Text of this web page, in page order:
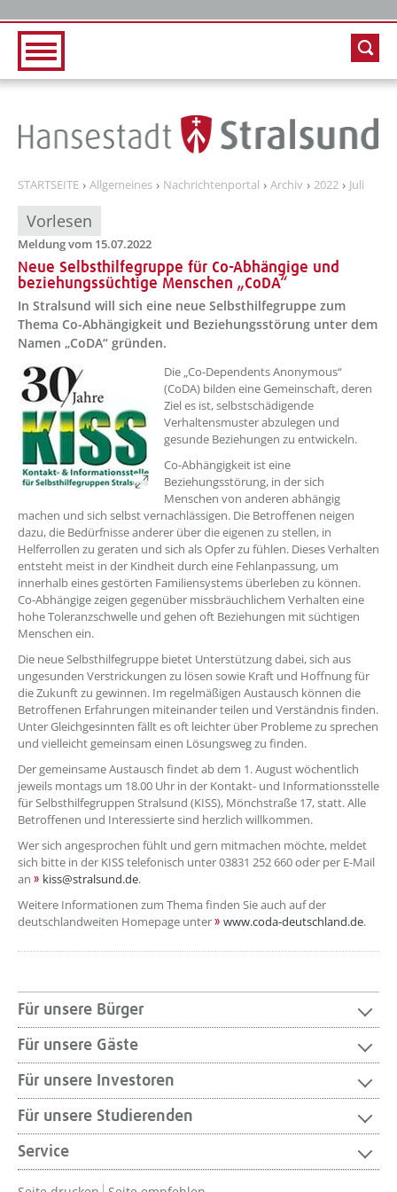
STARTSEITE Allgemeines Nachrichtenportal Archiv 2022 Juli
Vorlesen
Meldung vom 15.07.2022
Neue Selbsthilfegruppe für Co-Abhängige und
beziehungssüchtige Menschen „CoDA“
In Stralsund will sich eine neue Selbsthilfegruppe zum
Thema Co-Abhängigkeit und Beziehungsstörung unter dem
Namen „CoDA“ gründen.
??? absaetzeOben[1]/titel ???
Die „Co-Dependents Anonymous“
(CoDA) bilden eine Gemeinschaft, deren
Ziel es ist, selbstschädigende
Verhaltensmuster abzulegen und
gesunde Beziehungen zu entwickeln.
Co-Abhängigkeit ist eine
Beziehungsstörung, in der sich
Menschen von anderen abhängig
machen und sich selbst vernachlässigen. Die Betroffenen neigen
dazu, die Bedürfnisse anderer über die eigenen zu stellen, in
Helferrollen zu geraten und sich als Opfer zu fühlen. Dieses Verhalten
entsteht meist in der Kindheit durch eine Fehlanpassung, um
innerhalb eines gestörten Familiensystems überleben zu können.
Co-Abhängige zeigen gegenüber missbräuchlichem Verhalten eine
hohe Toleranzschwelle und gehen oft Beziehungen mit süchtigen
Menschen ein.
Die neue Selbsthilfegruppe bietet Unterstützung dabei, sich aus
ungesunden Verstrickungen zu lösen sowie Kraft und Hoffnung für
die Zukunft zu gewinnen. Im regelmäßigen Austausch können die
Betroffenen Erfahrungen miteinander teilen und Verständnis finden.
Unter Gleichgesinnten fällt es oft leichter über Probleme zu sprechen
und vielleicht gemeinsam einen Lösungsweg zu finden.
Der gemeinsame Austausch findet ab dem 1. August wöchentlich
jeweils montags um 18.00 Uhr in der Kontakt- und Informationsstelle
für Selbsthilfegruppen Stralsund (KISS), Mönchstraße 17, statt. Alle
Betroffenen und Interessierte sind herzlich willkommen.
Wer sich angesprochen fühlt und gern mitmachen möchte, meldet
sich bitte in der KISS telefonisch unter 03831 252 660 oder per E-Mail
an
kiss@stralsund.de.
Weitere Informationen zum Thema finden Sie auch auf der
deutschlandweiten Homepage unter
www.coda-deutschland.de.
Für unsere Bürger
Für unsere Gäste
Für unsere Investoren
Für unsere Studierenden
Service